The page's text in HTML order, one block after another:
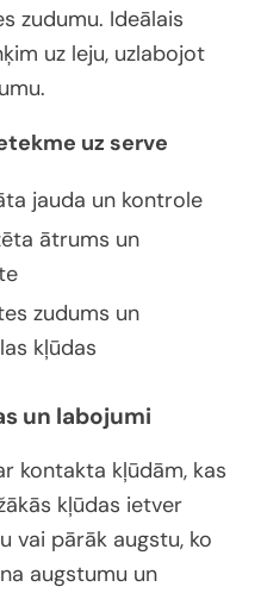
zudumu. Ideālais
uz leju, uzlabojot
uz serve
jauda un kontrole
ātrums un
zudums un
kļūdas
un labojumi
kontakta kļūdām, kas
kļūdas ietver
vai pārāk augstu, ko
augstumu un